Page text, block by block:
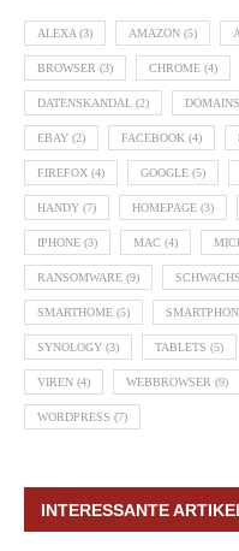
ALEXA (3) AMAZON (5)
BROWSER (3) CHROME (4)
DATENSKANDAL (2) DOMAINS
EBAY (2) FACEBOOK (4)
FIREFOX (4) GOOGLE (5)
HANDY (7) HOMEPAGE (3)
IPHONE (3) MAC (4)
RANSOMWARE (9)
SMARTHOME (5)
SYNOLOGY (3) TABLETS (5)
VIREN (4) WEBBROWSER (9)
WORDPRESS (7)
INTERESSANTE